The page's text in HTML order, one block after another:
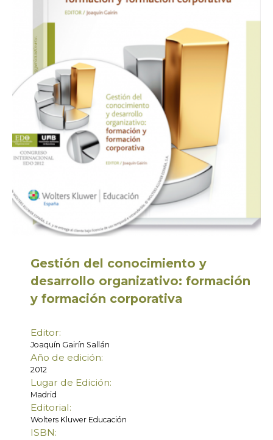
Gestión del conocimiento y
desarrollo organizativo: formación
y formación corporativa
Editor:
Joaquín Gairín Sallán
Año de edición:
2012
Lugar de Edición:
Madrid
Editorial:
Wolters Kluwer Educación
ISBN: